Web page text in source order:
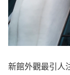
新館外觀最引人